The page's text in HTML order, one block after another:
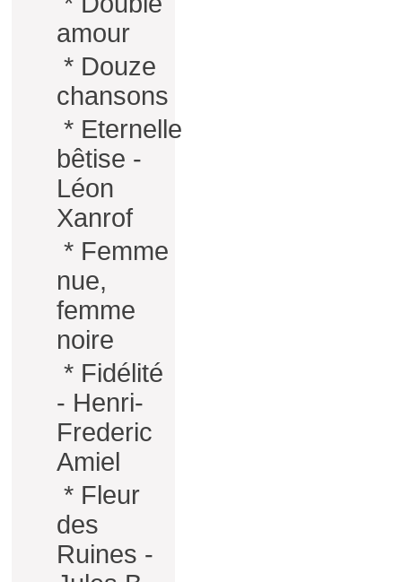
amour
* Douze
chansons
* Eternelle
bêtise -
Léon
Xanrof
* Femme
nue,
femme
noire
* Fidélité
- Henri-
Frederic
Amiel
* Fleur
des
Ruines -